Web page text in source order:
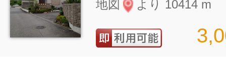
地図 より 10414 m